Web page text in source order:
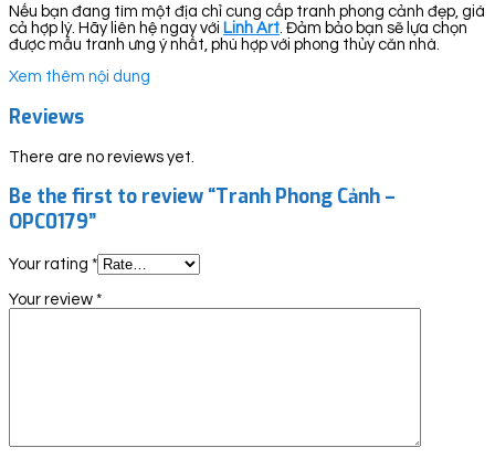
Nếu bạn đang tìm một địa chỉ cung cấp tranh phong cảnh đẹp, giá
cả hợp lý. Hãy liên hệ ngay với Linh Art . Đảm bảo bạn sẽ lựa chọn
được mẫu tranh ưng ý nhất, phù hợp với phong thủy căn nhà.
Xem thêm nội dung
Reviews
There are no reviews yet.
Be the first to review “Tranh Phong Cảnh –
OPC0179”
Your rating *
Your review *